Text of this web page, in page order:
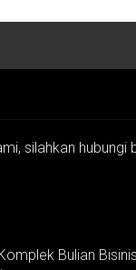
silahkan hubungi
Bulian